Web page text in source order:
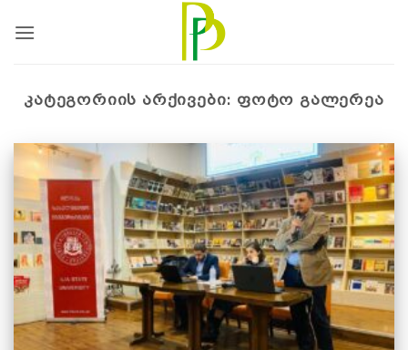
ᲙᲐᲢᲔᲒᲝᲠᲘᲘᲡ ᲐᲠᲥᲘᲕᲔᲑᲘ: ᲤᲝᲢᲝ ᲒᲐᲚᲔᲠᲔᲐ